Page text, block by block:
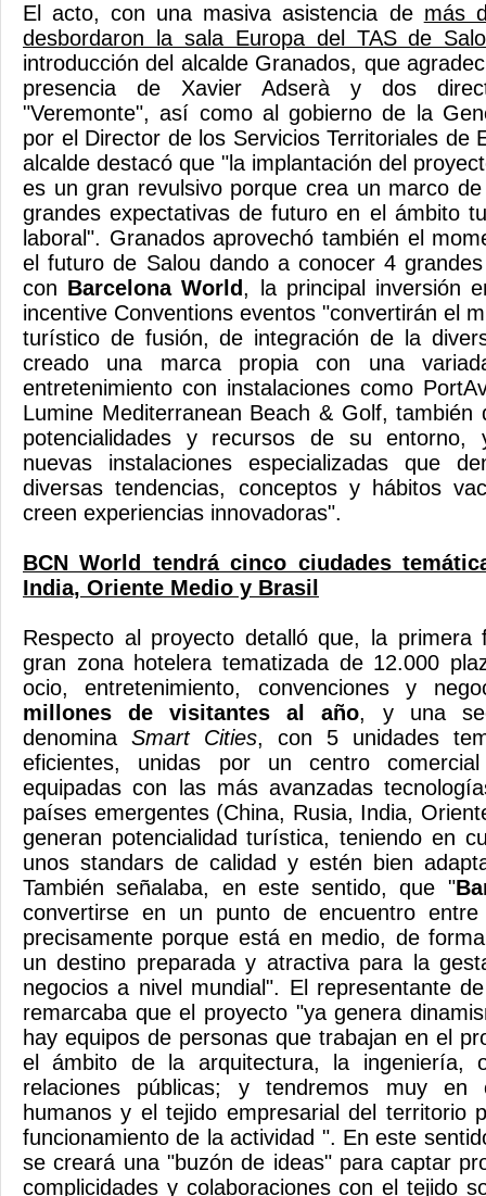
El acto, con una masiva asistencia de más
desbordaron la sala Europa del TAS de
introducción del alcalde Granados, que
presencia de Xavier Adserà y dos
"Veremonte", así como al gobierno de la
por el Director de los Servicios Territoriales de
alcalde destacó que "la implantación del
es un gran revulsivo porque crea un marco
grandes expectativas de futuro en el ámbito
laboral". Granados aprovechó también el
el futuro de Salou dando a conocer 4
con Barcelona World, la principal inversión
incentive Conventions eventos "convertirán el
turístico de fusión, de integración de la
creado una marca propia con una
entretenimiento con instalaciones como
Lumine Mediterranean Beach & Golf, también
potencialidades y recursos de su entorno,
nuevas instalaciones especializadas que
diversas tendencias, conceptos y hábitos
creen experiencias innovadoras".
BCN World tendrá cinco ciudades
India, Oriente Medio y Brasil
Respecto al proyecto detalló que, la primera
gran zona hotelera tematizada de 12.000
ocio, entretenimiento, convenciones y
millones de visitantes al año, y una
denomina Smart Cities, con 5 unidades
eficientes, unidas por un centro
equipadas con las más avanzadas
países emergentes (China, Rusia, India,
generan potencialidad turística, teniendo en
unos standars de calidad y estén bien
También señalaba, en este sentido, que "
convertirse en un punto de encuentro
precisamente porque está en medio, de
un destino preparada y atractiva para la
negocios a nivel mundial". El representante
remarcaba que el proyecto "ya genera
hay equipos de personas que trabajan en el
el ámbito de la arquitectura, la ingeniería,
relaciones públicas; y tendremos muy en
humanos y el tejido empresarial del territorio
funcionamiento de la actividad ". En este
se creará una "buzón de ideas" para captar
complicidades y colaboraciones con el tejido